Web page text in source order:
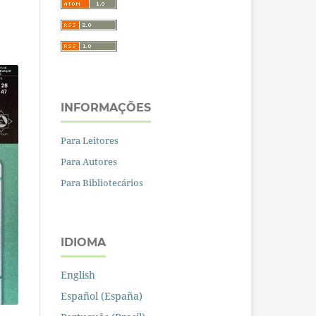
INFORMAÇÕES
Para Leitores
Para Autores
Para Bibliotecários
IDIOMA
English
Español (España)